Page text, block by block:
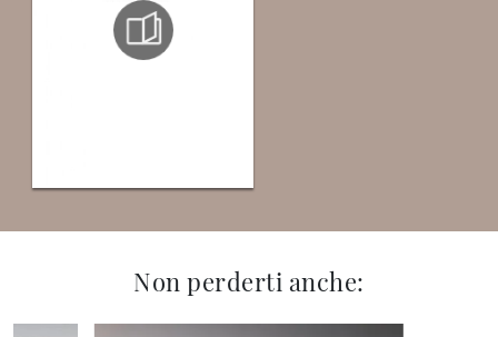
Non perderti anche: